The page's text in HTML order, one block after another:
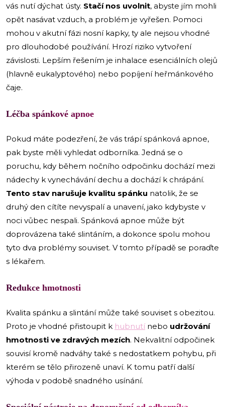
vás nutí dýchat ústy. Stačí nos uvolnit, abyste jím mohli
opět nasávat vzduch, a problém je vyřešen. Pomoci
mohou v akutní fázi nosní kapky, ty ale nejsou vhodné
pro dlouhodobé používání. Hrozí riziko vytvoření
závislosti. Lepším řešením je inhalace esenciálních olejů
(hlavně eukalyptového) nebo popíjení heřmánkového
čaje.
Léčba spánkové apnoe
Pokud máte podezření, že vás trápí spánková apnoe,
pak byste měli vyhledat odborníka. Jedná se o
poruchu, kdy během nočního odpočinku dochází mezi
nádechy k vynechávání dechu a dochází k chrápání.
Tento stav narušuje kvalitu spánku natolik, že se
druhý den cítíte nevyspalí a unavení, jako kdybyste v
noci vůbec nespali. Spánková apnoe může být
doprovázena také slintáním, a dokonce spolu mohou
tyto dva problémy souviset. V tomto případě se poraďte
s lékařem.
Redukce hmotnosti
Kvalita spánku a slintání může také souviset s obezitou.
Proto je vhodné přistoupit k hubnutínebo udržování
hmotnosti ve zdravých mezích. Nekvalitní odpočinek
souvisí kromě nadváhy také s nedostatkem pohybu, při
kterém se tělo přirozeně unaví. K tomu patří další
výhoda v podobě snadného usínání.